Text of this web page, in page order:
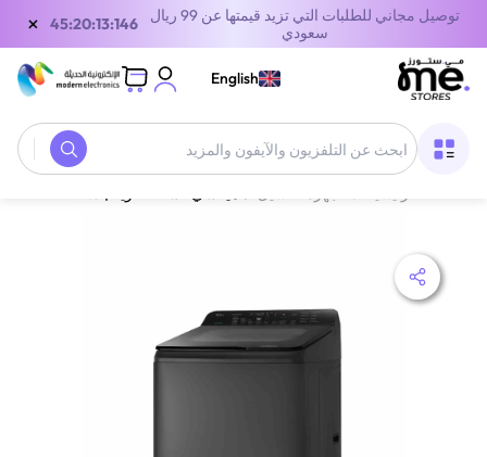
توصيل مجاني للطلبات التي تزيد قيمتها عن 99 ريال
سعودي
45:20:13:146
×
English